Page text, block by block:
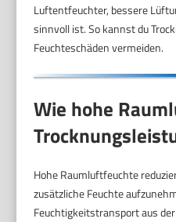
Luftentfeuchter, bessere
sinnvoll ist. So kannst du
Feuchteschäden vermeiden.
Wie hohe
Hohe Raumluftfeuchte
zusätzliche Feuchte
Feuchtigkeitstransport aus